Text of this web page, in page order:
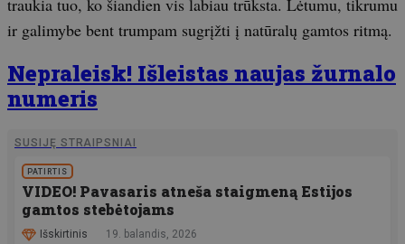
traukia tuo, ko šiandien vis labiau trūksta. Lėtumu, tikrumu
ir galimybe bent trumpam sugrįžti į natūralų gamtos ritmą.
Nepraleisk! Išleistas naujas žurnalo
numeris
SUSIJĘ STRAIPSNIAI
PATIRTIS
VIDEO! Pavasaris atneša staigmeną Estijos
gamtos stebėtojams
Išskirtinis 19. balandis, 2026